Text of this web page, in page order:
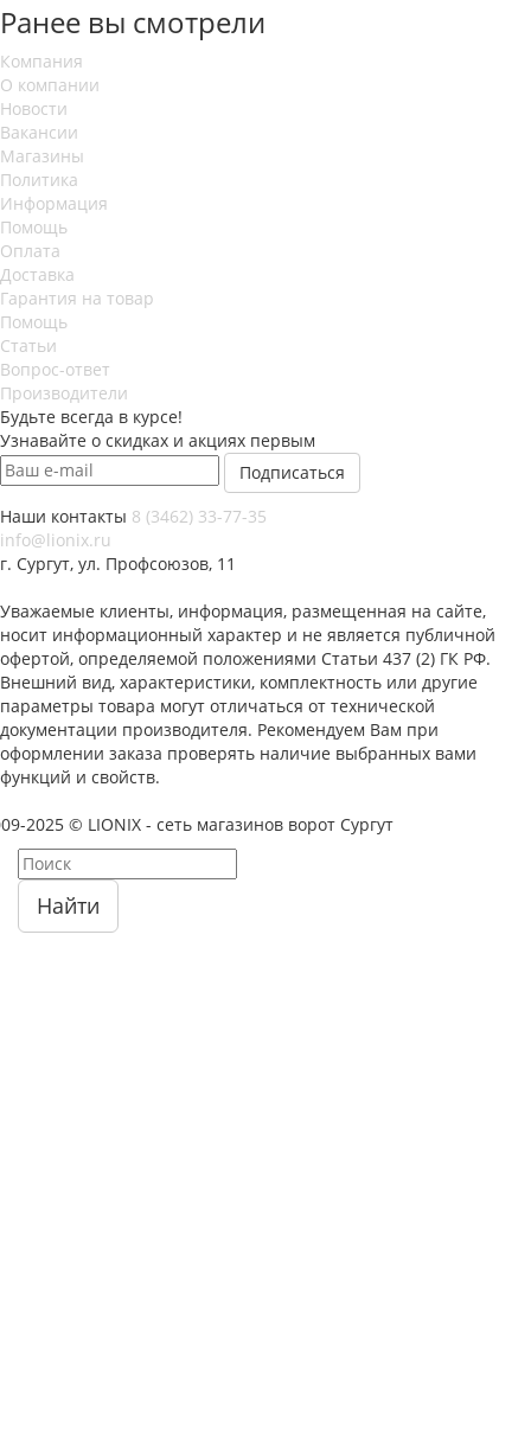
Ранее вы смотрели
Компания
О компании
Новости
Вакансии
Магазины
Политика
Информация
Помощь
Оплата
Доставка
Гарантия на товар
Помощь
Статьи
Вопрос-ответ
Производители
Будьте всегда в курсе!
Узнавайте о скидках и акциях первым
Наши контакты 8 (3462) 33-77-35
info@lionix.ru
г. Сургут, ул. Профсоюзов, 11
Уважаемые клиенты, информация, размещенная на сайте,
носит информационный характер и не является публичной
офертой, определяемой положениями Статьи 437 (2) ГК РФ.
Внешний вид, характеристики, комплектность или другие
параметры товара могут отличаться от технической
документации производителя. Рекомендуем Вам при
оформлении заказа проверять наличие выбранных вами
функций и свойств.
2025 © LIONIX - сеть магазинов ворот Сургут
Найти